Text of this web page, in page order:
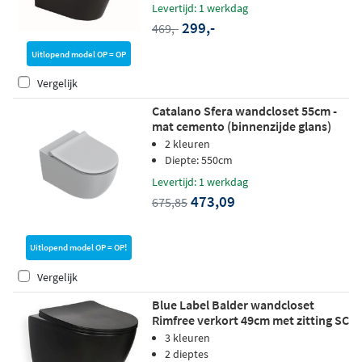
Uitlopend model OP = OP
Levertijd: 1 werkdag
469,- 299,-
Vergelijk
Uitlopend model OP = OP!
Catalano Sfera wandcloset 55cm -
mat cemento (binnenzijde glans)
(model 2025)
2 kleuren
Diepte: 550cm
Levertijd: 1 werkdag
675,85 473,09
Vergelijk
Blue Label Balder wandcloset
Rimfree verkort 49cm met zitting SC
& QR - mat zwart
3 kleuren
2 dieptes